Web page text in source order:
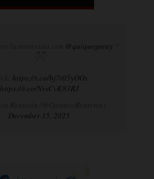
@quiquegaray
https://t.co/bj7t05yOOs
https://t.co/NrsCvK83RJ
December 15, 2025